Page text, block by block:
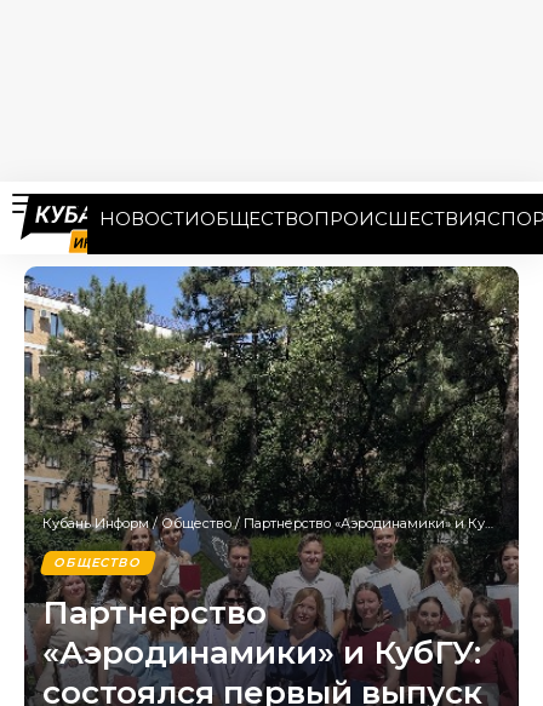
НОВОСТИОБЩЕСТВОПРОИСШЕСТВИЯ
Кубань Информ/Общество/ Партнерство «Аэродинамики» и КубГУ: состоялся первый выпуск «Академии HR»
ОБЩЕСТВО
Партнерство
«Аэродинамики» и КубГУ:
состоялся первый выпуск